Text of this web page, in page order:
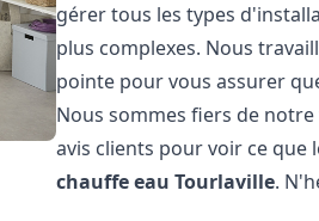
gérer tous les types
plus complexes. Nous
pointe pour vous assurer
Nous sommes fiers de
avis clients pour voir ce que
chauffe eau Tourlaville.